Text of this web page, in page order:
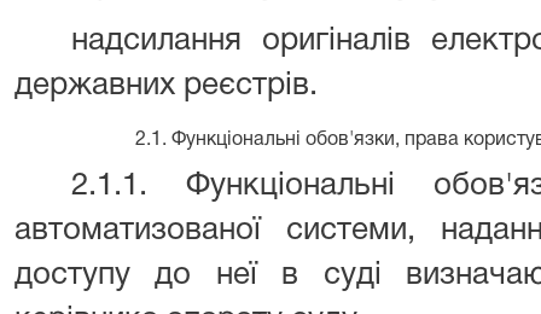
надсилання оригіналів
державних реєстрів.
2.1. Функціональні обов'язки, права
2.1.1. Функціональні
автоматизованої системи,
доступу до неї в суді